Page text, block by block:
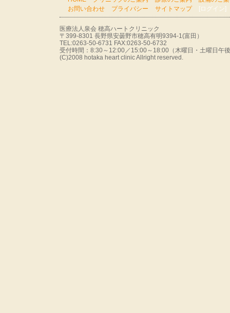
お問い合わせ
プライバシー サイトマップ [ログイン]
医療法人泉会 穂高ハートクリニック
〒399-8301 長野県安曇野市穂高有明9394-1(富田）
TEL:0263-50-6731 FAX:0263-50-6732
受付時間：8:30～12:00／15:00～18:00（木曜日・土曜日午
(C)2008 hotaka heart clinic Allright reserved.